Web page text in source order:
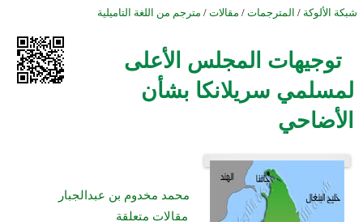
شبكة الألوكة / المترجمات / مقالات / مترجم من اللغة التاميلية
توجيهات المجلس الأعلى
لمسلمي سريلانكا بشأن
الأضاحي
محمد مخدوم بن عبدالجبار
مقالات متعلقة